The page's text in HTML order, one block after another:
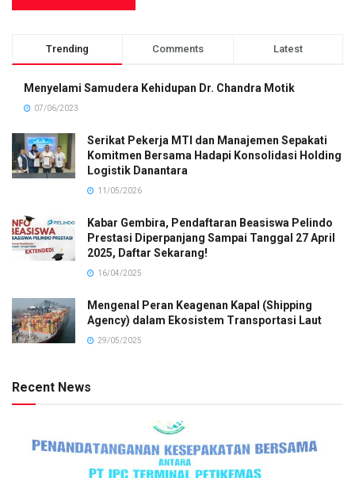
Trending Comments Latest
Menyelami Samudera Kehidupan Dr. Chandra Motik
07/06/2023
Serikat Pekerja MTI dan Manajemen Sepakati
Komitmen Bersama Hadapi Konsolidasi Holding
Logistik Danantara
11/05/2026
Kabar Gembira, Pendaftaran Beasiswa Pelindo
Prestasi Diperpanjang Sampai Tanggal 27 April
2025, Daftar Sekarang!
16/04/2025
Mengenal Peran Keagenan Kapal (Shipping
Agency) dalam Ekosistem Transportasi Laut
29/05/2025
Recent News